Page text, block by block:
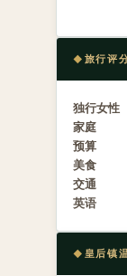
旅行评
独行女性
家庭
预算
美食
交通
英语
皇后镇